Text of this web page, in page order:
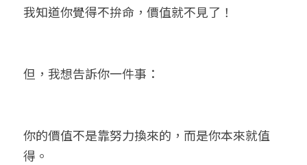
我知道你覺得不拚命，價值就不見了！
但，我想告訴你一件事：
你的價值不是靠努力換來的，而是你本來就值
得。